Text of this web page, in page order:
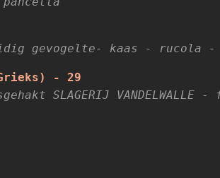
gevogelte- kaas - rucola -
-
29
SLAGERIJ VANDELWALLE
-